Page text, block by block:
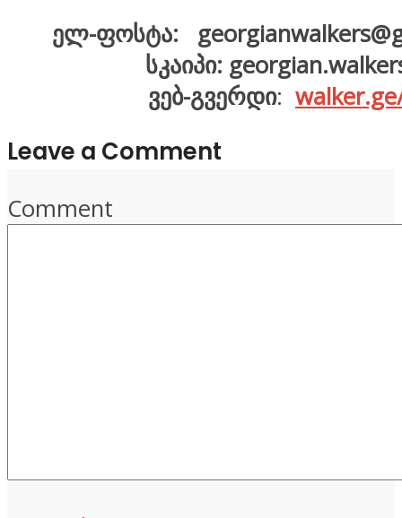
ელ-ფოსტა:
სკაიპი:
ვებ-გვერდი:
Leave a Comment
Comment